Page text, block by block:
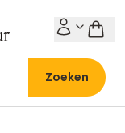
Zoeken